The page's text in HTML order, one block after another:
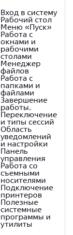
Вход в систему
Рабочий стол
Меню «Пуск»
Работа с
окнами и
рабочими
столами
Менеджер
файлов
Работа с
папками и
файлами
Завершение
работы.
Переключение
и типы сессий
Область
уведомлений
и настройки
Панель
управления
Работа со
съемными
носителями
Подключение
принтеров
Полезные
системные
программы и
утилиты